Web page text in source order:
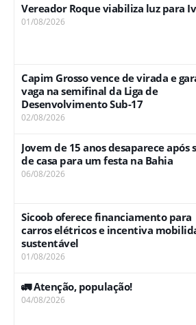
Vereador Roque viabiliza luz para
01/08/2026
Capim Grosso vence de virada e
vaga na semifinal da Liga de
Desenvolvimento Sub-17
02/08/2026
Jovem de 15 anos desaparece após
de casa para um festa na Bahia
06/08/2026
Sicoob oferece financiamento para
carros elétricos e incentiva
sustentável
01/08/2026
🚛 Atenção, população!
04/08/2026